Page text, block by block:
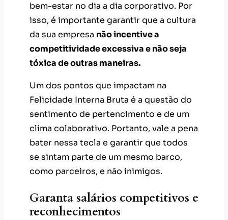
bem-estar no dia a dia corporativo. Por
isso, é importante garantir que a cultura
da sua empresa não incentive a
competitividade excessiva e não seja
tóxica de outras maneiras.
Um dos pontos que impactam na
Felicidade Interna Bruta é a questão do
sentimento de pertencimento e de um
clima colaborativo. Portanto, vale a pena
bater nessa tecla e garantir que todos
se sintam parte de um mesmo barco,
como parceiros, e não inimigos.
Garanta salários competitivos e
reconhecimentos